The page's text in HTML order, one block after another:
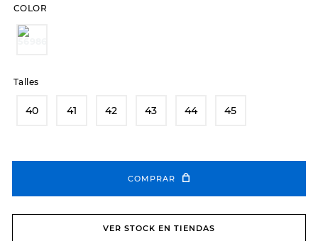
COLOR
Talles
40 41 42 43 44 45
COMPRAR
VER STOCK EN TIENDAS